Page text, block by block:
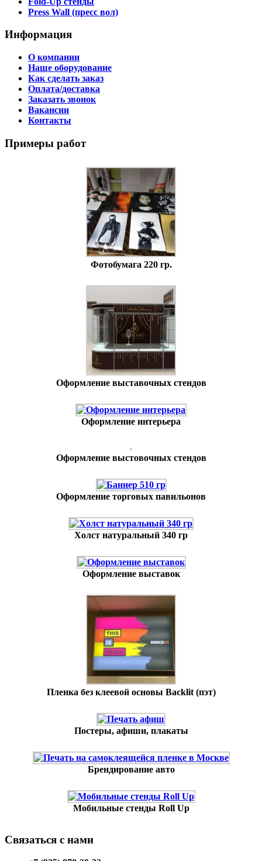
Press Wall (пресс вол)
Информация
О компании
Наше оборудование
Как сделать заказ
Оплата/доставка
Заказать звонок
Вакансии
Контакты
Примеры работ
Фотобумага 220 гр.
Оформление выставочных стендов
Оформление интерьера
Оформление выстовочных стендов
Оформление торговых павильонов
Холст натуральный 340 гр
Оформление выставок
Пленка без клеевой основы Backlit (пэт)
Постеры, афиши, плакаты
Брендирование авто
Мобильные стенды Roll Up
Связаться с нами